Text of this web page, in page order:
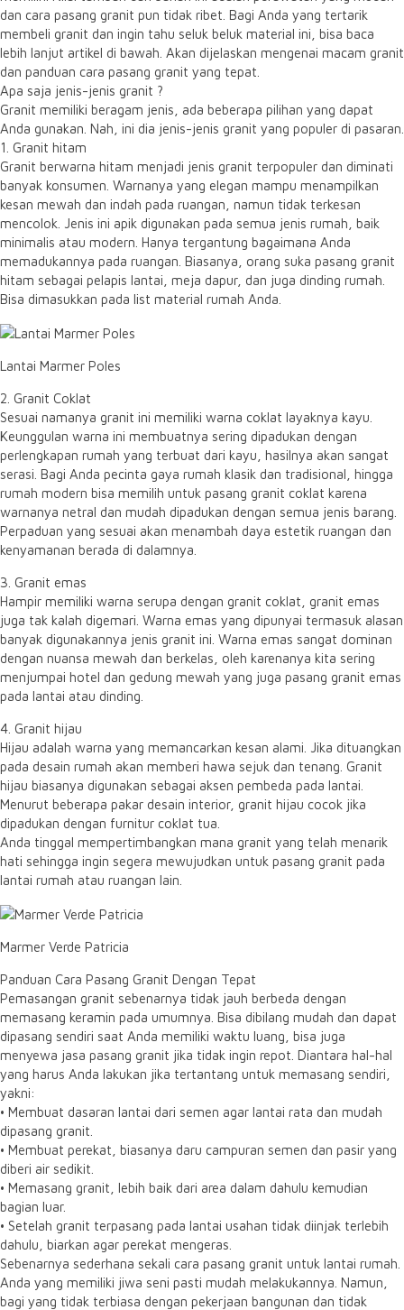
dan cara pasang granit pun tidak ribet. Bagi Anda yang tertarik
membeli granit dan ingin tahu seluk beluk material ini, bisa baca
lebih lanjut artikel di bawah. Akan dijelaskan mengenai macam granit
dan panduan cara pasang granit yang tepat.
Apa saja jenis-jenis granit ?
Granit memiliki beragam jenis, ada beberapa pilihan yang dapat
Anda gunakan. Nah, ini dia jenis-jenis granit yang populer di pasaran.
1. Granit hitam
Granit berwarna hitam menjadi jenis granit terpopuler dan diminati
banyak konsumen. Warnanya yang elegan mampu menampilkan
kesan mewah dan indah pada ruangan, namun tidak terkesan
mencolok. Jenis ini apik digunakan pada semua jenis rumah, baik
minimalis atau modern. Hanya tergantung bagaimana Anda
memadukannya pada ruangan. Biasanya, orang suka pasang granit
hitam sebagai pelapis lantai, meja dapur, dan juga dinding rumah.
Bisa dimasukkan pada list material rumah Anda.
Lantai Marmer Poles
2. Granit Coklat
Sesuai namanya granit ini memiliki warna coklat layaknya kayu.
Keunggulan warna ini membuatnya sering dipadukan dengan
perlengkapan rumah yang terbuat dari kayu, hasilnya akan sangat
serasi. Bagi Anda pecinta gaya rumah klasik dan tradisional, hingga
rumah modern bisa memilih untuk pasang granit coklat karena
warnanya netral dan mudah dipadukan dengan semua jenis barang.
Perpaduan yang sesuai akan menambah daya estetik ruangan dan
kenyamanan berada di dalamnya.
3. Granit emas
Hampir memiliki warna serupa dengan granit coklat, granit emas
juga tak kalah digemari. Warna emas yang dipunyai termasuk alasan
banyak digunakannya jenis granit ini. Warna emas sangat dominan
dengan nuansa mewah dan berkelas, oleh karenanya kita sering
menjumpai hotel dan gedung mewah yang juga pasang granit emas
pada lantai atau dinding.
4. Granit hijau
Hijau adalah warna yang memancarkan kesan alami. Jika dituangkan
pada desain rumah akan memberi hawa sejuk dan tenang. Granit
hijau biasanya digunakan sebagai aksen pembeda pada lantai.
Menurut beberapa pakar desain interior, granit hijau cocok jika
dipadukan dengan furnitur coklat tua.
Anda tinggal mempertimbangkan mana granit yang telah menarik
hati sehingga ingin segera mewujudkan untuk pasang granit pada
lantai rumah atau ruangan lain.
Marmer Verde Patricia
Panduan Cara Pasang Granit Dengan Tepat
Pemasangan granit sebenarnya tidak jauh berbeda dengan
memasang keramin pada umumnya. Bisa dibilang mudah dan dapat
dipasang sendiri saat Anda memiliki waktu luang, bisa juga
menyewa jasa pasang granit jika tidak ingin repot. Diantara hal-hal
yang harus Anda lakukan jika tertantang untuk memasang sendiri,
yakni:
• Membuat dasaran lantai dari semen agar lantai rata dan mudah
dipasang granit.
• Membuat perekat, biasanya daru campuran semen dan pasir yang
diberi air sedikit.
• Memasang granit, lebih baik dari area dalam dahulu kemudian
bagian luar.
• Setelah granit terpasang pada lantai usahan tidak diinjak terlebih
dahulu, biarkan agar perekat mengeras.
Sebenarnya sederhana sekali cara pasang granit untuk lantai rumah.
Anda yang memiliki jiwa seni pasti mudah melakukannya. Namun,
bagi yang tidak terbiasa dengan pekerjaan bangunan dan tidak